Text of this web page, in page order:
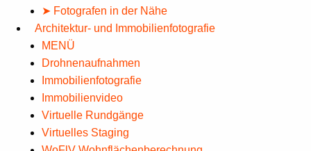
➤ Fotografen in der Nähe
Architektur- und Immobilienfotografie
MENÜ
Drohnenaufnahmen
Immobilienfotografie
Immobilienvideo
Virtuelle Rundgänge
Virtuelles Staging